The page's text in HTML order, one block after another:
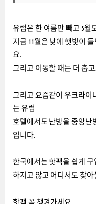
유럽은 한 여름만 빼고 5월
지금 11월은 낮에 햇빛이
요.
그리고 이동할 때는 더 춥고
그리고 요즘같이 우크라이
는 유럽
호텔에서도 난방을 중앙난
입니다.
한국에서는 핫팩을 쉽게
하지고 않고 어디서도 찾아
핫팩 꼭 챙겨가세요.